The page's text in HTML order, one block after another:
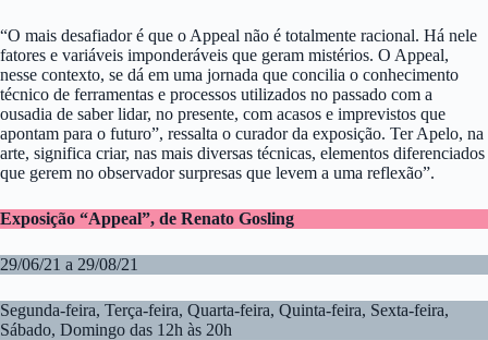
“O mais desafiador é que o Appeal não é totalmente racional. Há nele
fatores e variáveis imponderáveis que geram mistérios. O Appeal,
nesse contexto, se dá em uma jornada que concilia o conhecimento
técnico de ferramentas e processos utilizados no passado com a
ousadia de saber lidar, no presente, com acasos e imprevistos que
apontam para o futuro”, ressalta o curador da exposição. Ter Apelo, na
arte, significa criar, nas mais diversas técnicas, elementos diferenciados
que gerem no observador surpresas que levem a uma reflexão”.
Exposição “Appeal”, de Renato Gosling
29/06/21 a 29/08/21
Segunda-feira, Terça-feira, Quarta-feira, Quinta-feira, Sexta-feira,
Sábado, Domingo das 12h às 20h